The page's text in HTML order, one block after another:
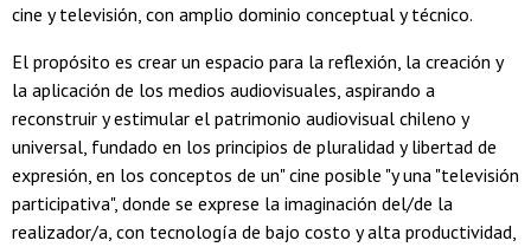
cine y televisión, con amplio dominio conceptual y técnico.
El propósito es crear un espacio para la reflexión, la creación y
la aplicación de los medios audiovisuales, aspirando a
reconstruir y estimular el patrimonio audiovisual chileno y
universal, fundado en los principios de pluralidad y libertad de
expresión, en los conceptos de un" cine posible "y una "televisión
participativa", donde se exprese la imaginación del/de la
realizador/a, con tecnología de bajo costo y alta productividad,